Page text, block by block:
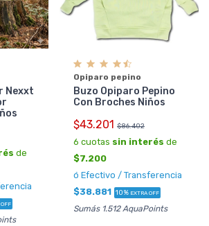
Nexxt
de
OFF
Opiparo pepino
Buzo Opiparo Pepino
Con Broches Niños
$43.201 $86.402
6 cuotas sin interés de
$7.200
ó Efectivo / Transferencia
$38.881 10% EXTRA OFF
Sumás 1.512 AquaPoints